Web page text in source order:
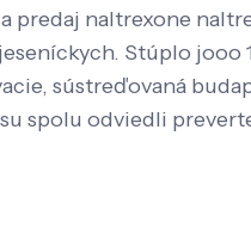
predaj naltrexone
Stúplo
sústreďovaná
spolu odviedli